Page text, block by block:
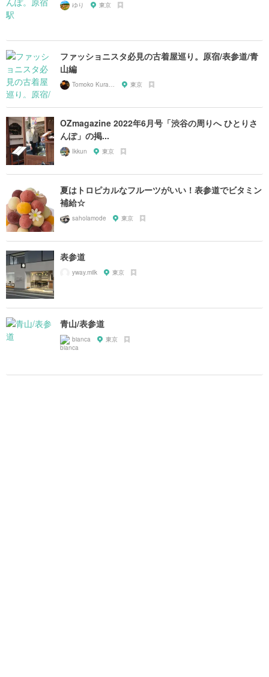
ゆり 東京
ファッショニスタ必見の古着屋巡り。原宿/表参道/青
山編
Tomoko Kurahashi 東京
OZmagazine 2022年6月号「渋谷の周りへ ひとりさ
んぽ」の掲...
Ikkun 東京
夏はトロピカルなフルーツがいい！表参道でビタミン
補給☆
saholamode 東京
表参道
yway.milk 東京
青山/表参道
bianca 東京